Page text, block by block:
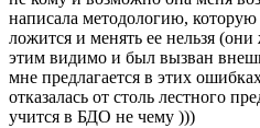
написала методологию,
ложится и менять ее нельзя
этим видимо и был вызван
мне предлагается в этих
отказалась от столь лестного
учится в БДО не чему )))